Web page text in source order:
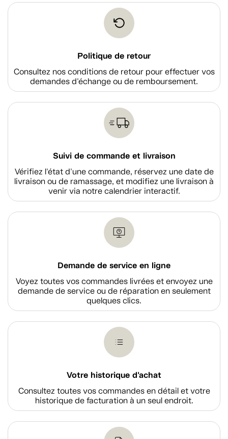
Politique de retour
Consultez nos conditions de retour pour effectuer vos
demandes d'échange ou de remboursement.
Suivi de commande et livraison
Vérifiez l'état d'une commande, réservez une date de
livraison ou de ramassage, et modifiez une livraison à
venir via notre calendrier interactif.
Demande de service en ligne
Voyez toutes vos commandes livrées et envoyez une
demande de service ou de réparation en seulement
quelques clics.
Votre historique d'achat
Consultez toutes vos commandes en détail et votre
historique de facturation à un seul endroit.